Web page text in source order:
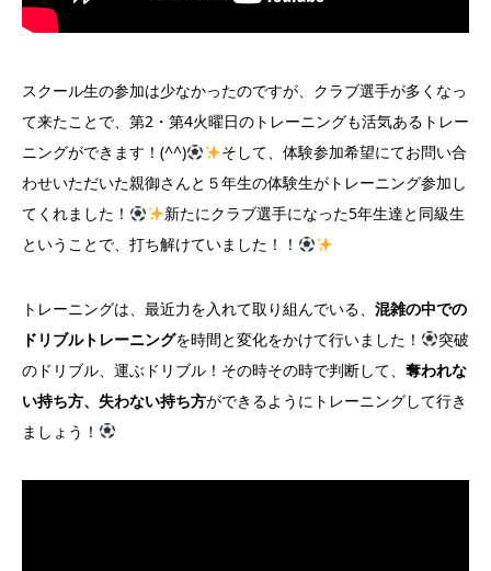
スクール生の参加は少なかったのですが、クラブ選手が多くなっ
て来たことで、第2・第4火曜日のトレーニングも活気あるトレー
ニングができます！(^^)
そして、体験参加希望にてお問い合
わせいただいた親御さんと５年生の体験生がトレーニング参加し
てくれました！
新たにクラブ選手になった5年生達と同級生
ということで、打ち解けていました！！
トレーニングは、最近力を入れて取り組んでいる、 混雑の中での
ドリブルトレーニングを時間と変化をかけて行いました！
突破
のドリブル、運ぶドリブル！その時その時で判断して、 奪われな
い持ち方、失わない持ち方ができるようにトレーニングして行き
ましょう！